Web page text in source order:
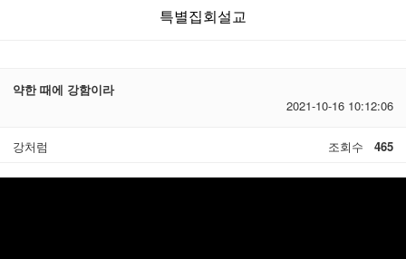
특별집회설교
약한 때에 강함이라
2021-10-16 10:12:06
강처럼 조회수 465